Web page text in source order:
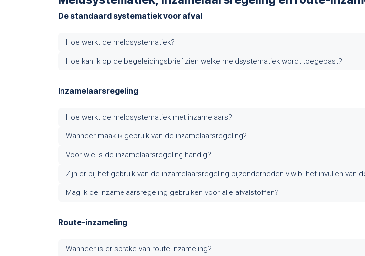
De standaard systematiek voor afval
Hoe werkt de meldsystematiek?
Hoe kan ik op de begeleidingsbrief zien welke meldsystematiek wordt toegepast?
Inzamelaarsregeling
Hoe werkt de meldsystematiek met inzamelaars?
Wanneer maak ik gebruik van de inzamelaarsregeling?
Voor wie is de inzamelaarsregeling handig?
Zijn er bij het gebruik van de inzamelaarsregeling bijzonderheden v.w.b. het invullen van
Mag ik de inzamelaarsregeling gebruiken voor alle afvalstoffen?
Route-inzameling
Wanneer is er sprake van route-inzameling?